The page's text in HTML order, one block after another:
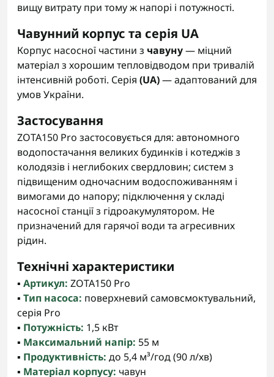
вищу витрату при тому ж напорі і потужності.
Чавунний корпус та серія UA
Корпус насосної частини з чавуну— міцний
матеріал з хорошим тепловідводом при тривалій
інтенсивній роботі. Серія (UA)— адаптований для
умов України.
Застосування
ZOTA150 Pro застосовується для: автономного
водопостачання великих будинків і котеджів з
колодязів і неглибоких свердловин; систем з
підвищеним одночасним водоспоживанням і
вимогами до напору; підключення у складі
насосної станції з гідроакумулятором. Не
призначений для гарячої води та агресивних
рідин.
Технічні характеристики
▪️ Артикул: ZOTA150 Pro
▪️ Тип насоса: поверхневий самовсмоктувальний,
серія Pro
▪️ Потужність: 1,5 кВт
▪️ Максимальний напір: 55 м
▪️ Продуктивність: до 5,4 м³/год (90 л/хв)
▪️ Матеріал корпусу: чавун